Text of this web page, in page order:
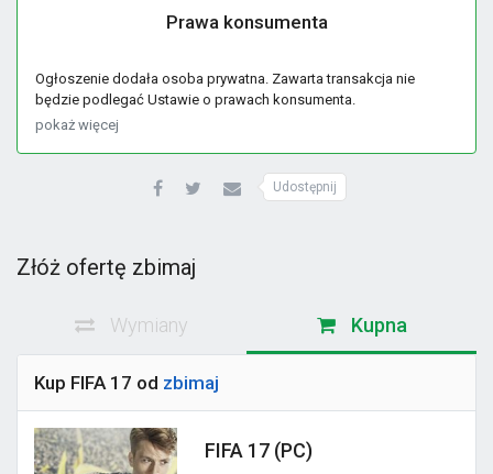
Prawa konsumenta
Ogłoszenie dodała osoba prywatna. Zawarta transakcja nie
będzie podlegać Ustawie o prawach konsumenta.
pokaż więcej
Udostępnij
Złóż ofertę zbimaj
Wymiany Kupna
Kup FIFA 17 od zbimaj
FIFA 17 (PC)